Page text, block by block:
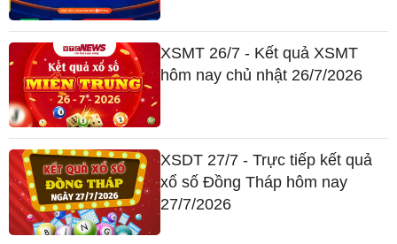
XSMT 26/7 - Kết quả XSMT
hôm nay chủ nhật 26/7/2026
XSDT 27/7 - Trực tiếp kết quả
xổ số Đồng Tháp hôm nay
27/7/2026